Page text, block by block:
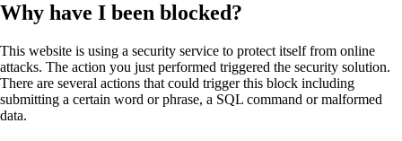
Why have I been blocked?
This website is using a security service to protect itself from online
attacks. The action you just performed triggered the security solution.
There are several actions that could trigger this block including
submitting a certain word or phrase, a SQL command or malformed
data.